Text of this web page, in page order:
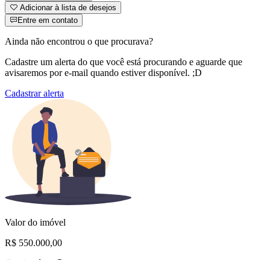
Adicionar à lista de desejos
Entre em contato
Ainda não encontrou o que procurava?
Cadastre um alerta do que você está procurando e aguarde que
avisaremos por e-mail quando estiver disponível. ;D
Cadastrar alerta
Valor do imóvel
R$ 550.000,00